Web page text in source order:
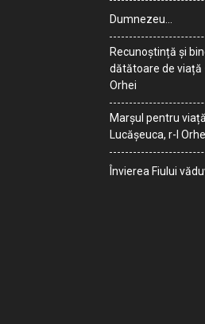
Dumnezeu…
Recunoștință și
dătătoare de viață
Orhei
Marșul pentru
Lucășeuca, r-l
Învierea Fiului